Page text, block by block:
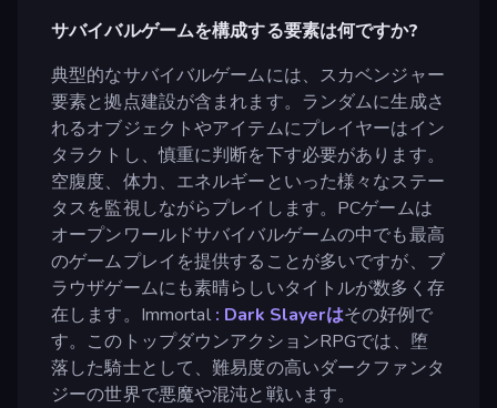
サバイバルゲームを構成する要素は何ですか?
典型的なサバイバルゲームには、スカベンジャー
要素と拠点建設が含まれます。ランダムに生成さ
れるオブジェクトやアイテムにプレイヤーはイン
タラクトし、慎重に判断を下す必要があります。
空腹度、体力、エネルギーといった様々なステー
タスを監視しながらプレイします。PCゲームは
オープンワールドサバイバルゲームの中でも最高
のゲームプレイを提供することが多いですが、ブ
ラウザゲームにも素晴らしいタイトルが数多く存
在します。Immortal : Dark Slayerはその好例で
す。このトップダウンアクションRPGでは、堕
落した騎士として、難易度の高いダークファンタ
ジーの世界で悪魔や混沌と戦います。